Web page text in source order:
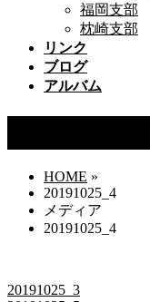
福岡支部
枕崎支部
リンク
ブログ
アルバム
HOME »
20191025_4
メディア
20191025_4
20191025_3